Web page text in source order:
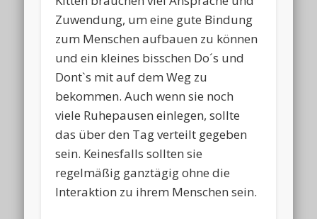
Zuwendung, um eine gute Bindung
zum Menschen aufbauen zu können
und ein kleines bisschen Do´s und
Dont`s mit auf dem Weg zu
bekommen. Auch wenn sie noch
viele Ruhepausen einlegen, sollte
das über den Tag verteilt gegeben
sein. Keinesfalls sollten sie
regelmäßig ganztägig ohne die
Interaktion zu ihrem Menschen sein.